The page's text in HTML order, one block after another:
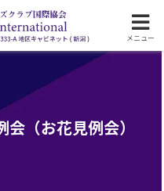
（お花見例会）
メニュー